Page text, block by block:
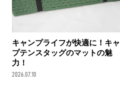
キャンプライフが快適に！キャ
プテンスタッグのマットの魅
力！
2026.07.10